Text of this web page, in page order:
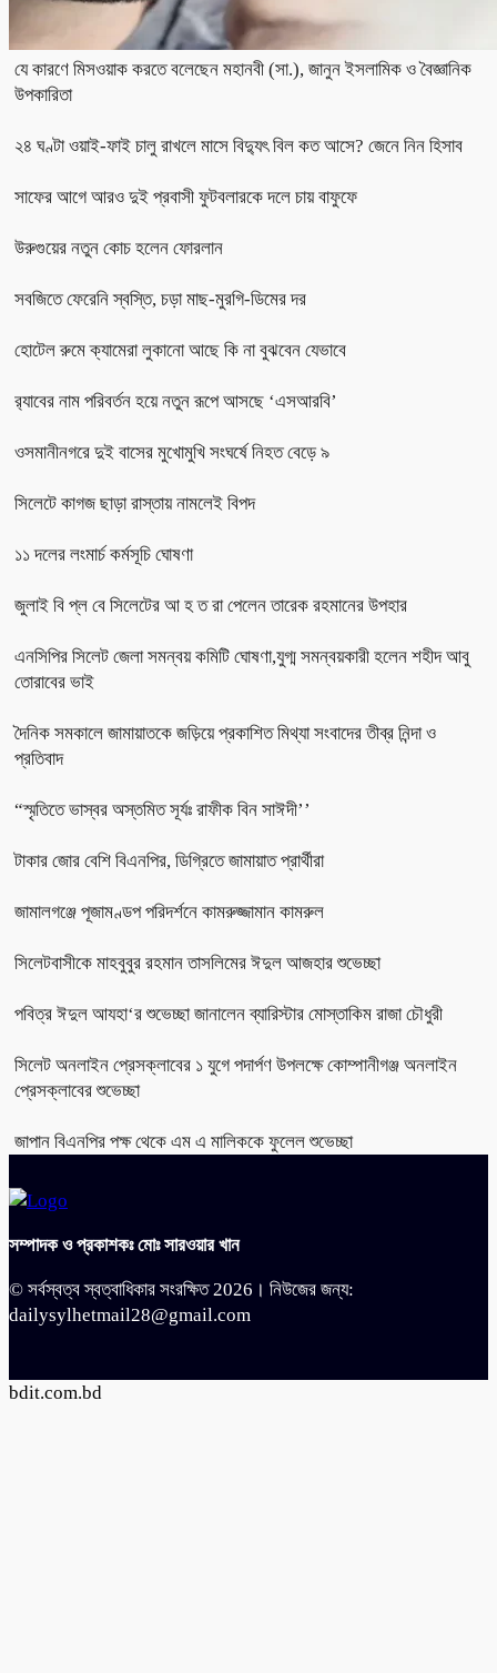
যে কারণে মিসওয়াক করতে বলেছেন মহানবী (সা.), জানুন ইসলামিক ও বৈজ্ঞানিক
উপকারিতা
২৪ ঘণ্টা ওয়াই-ফাই চালু রাখলে মাসে বিদ্যুৎ বিল কত আসে? জেনে নিন হিসাব
সাফের আগে আরও দুই প্রবাসী ফুটবলারকে দলে চায় বাফুফে
উরুগুয়ের নতুন কোচ হলেন ফোরলান
সবজিতে ফেরেনি স্বস্তি, চড়া মাছ-মুরগি-ডিমের দর
হোটেল রুমে ক্যামেরা লুকানো আছে কি না বুঝবেন যেভাবে
র‌্যাবের নাম পরিবর্তন হয়ে নতুন রূপে আসছে ‘এসআরবি’
ওসমানীনগরে দুই বাসের মুখোমুখি সংঘর্ষে নিহত বেড়ে ৯
সিলেটে কাগজ ছাড়া রাস্তায় নামলেই বিপদ
১১ দলের লংমার্চ কর্মসূচি ঘোষণা
জুলাই বি প্ল বে সিলেটের আ হ ত রা পেলেন তারেক রহমানের উপহার
এনসিপির সিলেট জেলা সমন্বয় কমিটি ঘোষণা,যুগ্ম সমন্বয়কারী হলেন শহীদ আবু
তোরাবের ভাই
দৈনিক সমকালে জামায়াতকে জড়িয়ে প্রকাশিত মিথ্যা সংবাদের তীব্র নিন্দা ও
প্রতিবাদ
“স্মৃতিতে ভাস্বর অস্তমিত সূর্যঃ রাফীক বিন সাঈদী’’
টাকার জোর বেশি বিএনপির, ডিগ্রিতে জামায়াত প্রার্থীরা
জামালগঞ্জে পূজামণ্ডপ পরিদর্শনে কামরুজ্জামান কামরুল
সিলেটবাসীকে মাহবুবুর রহমান তাসলিমের ঈদুল আজহার শুভেচ্ছা
পবিত্র ঈদুল আযহা‘র শুভেচ্ছা জানালেন ব্যারিস্টার মোস্তাকিম রাজা চৌধুরী
সিলেট অনলাইন প্রেসক্লাবের ১ যুগে পদার্পণ উপলক্ষে কোম্পানীগঞ্জ অনলাইন
প্রেসক্লাবের শুভেচ্ছা
জাপান বিএনপির পক্ষ থেকে এম এ মালিককে ফুলেল শুভেচ্ছা
সম্পাদক ও প্রকাশকঃ মোঃ সারওয়ার খান
© সর্বস্বত্ব স্বত্বাধিকার সংরক্ষিত 2026। নিউজের জন্য:
dailysylhetmail28@gmail.com
bdit.com.bd